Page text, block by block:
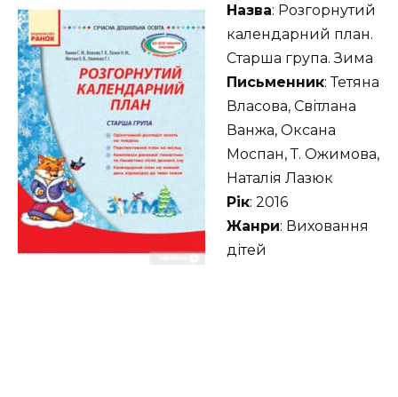
Назва: Розгорнутий
календарний план.
Старша група. Зима
Письменник: Тетяна
Власова, Світлана
Ванжа, Оксана
Моспан, Т. Ожимова,
Наталія Лазюк
Рік: 2016
Жанри: Виховання
дітей